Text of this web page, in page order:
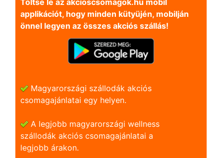
Töltse le az akcioscsomagok.hu mobil
applikációt, hogy minden kütyüjén, mobilján
önnel legyen az összes akciós szállás!
Magyarországi szállodák akciós
csomagajánlatai egy helyen.
A legjobb magyarországi wellness
szállodák akciós csomagajánlatai a
legjobb árakon.